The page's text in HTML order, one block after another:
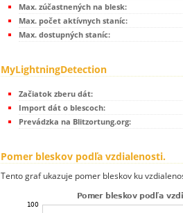
Max. zúčastnených na blesk:
Max. počet aktívnych staníc:
Max. dostupných staníc:
MyLightningDetection
Začiatok zberu dát:
Import dát o blescoch:
Prevádzka na Blitzortung.org:
Pomer bleskov podľa vzdialenosti.
Tento graf ukazuje pomer bleskov ku